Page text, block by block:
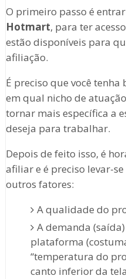
O primeiro passo é
Hotmart, para ter
estão disponíveis para
afiliação.
É preciso que você
em qual nicho de
tornar mais específica a
deseja para trabalhar.
Depois de feito isso, é
afiliar e é preciso levar-
outros fatores:
A qualidade do
A demanda
plataforma
“temperatura do
canto inferior da